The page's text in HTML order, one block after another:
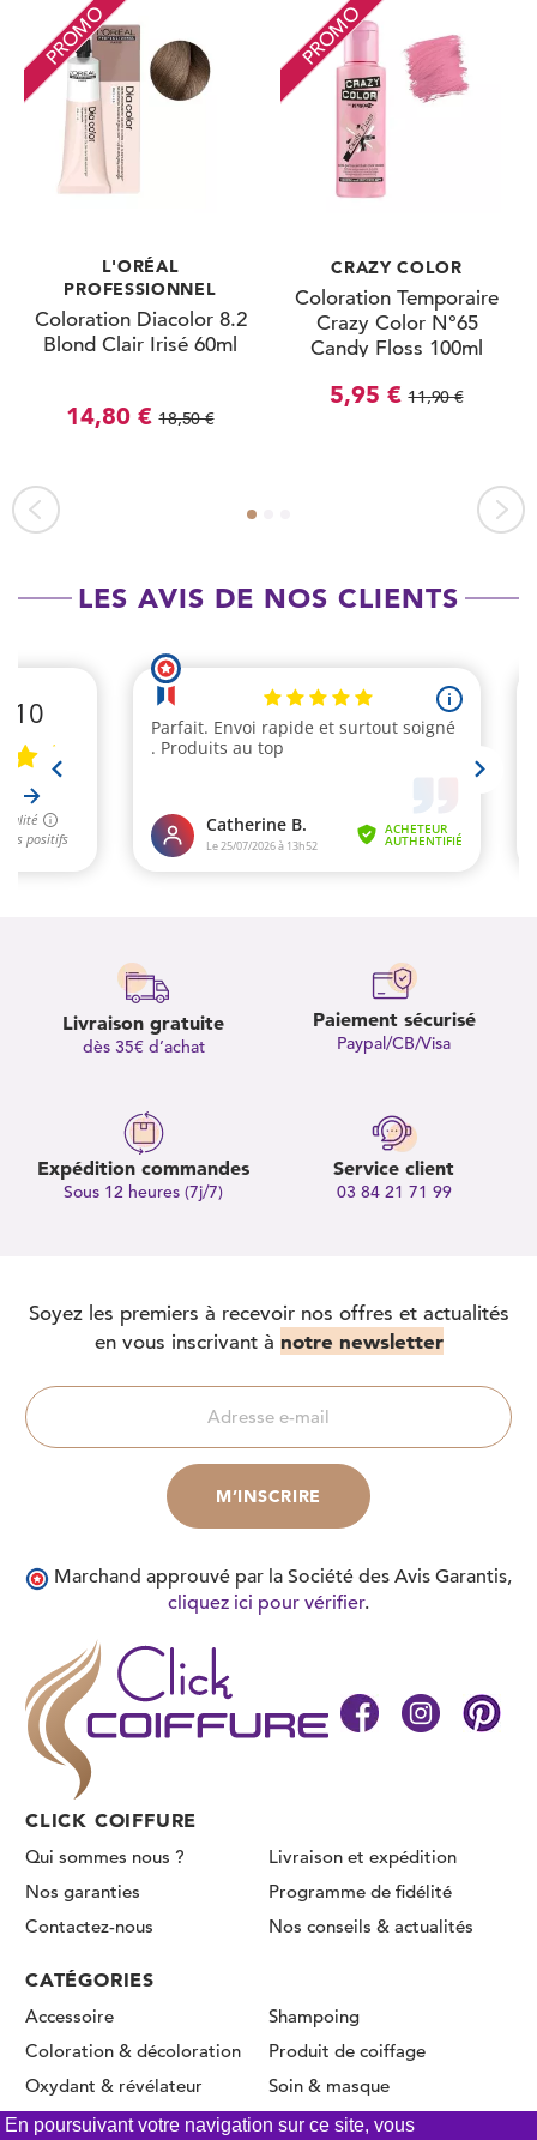
PROMO
L'ORÉAL
PROFESSIONNEL
Coloration Diacolor 8.2
Blond Clair Irisé 60ml
14,80 € 18,50 €
PROMO
CRAZY COLOR
Coloration Temporaire
Crazy Color N°65
Candy Floss 100ml
5,95 € 11,90 €
LES AVIS DE NOS CLIENTS
Livraison gratuite
dès 35€ d’achat
Paiement sécurisé
Paypal/CB/Visa
Expédition commandes
Sous 12 heures (7j/7)
Service client
03 84 21 71 99
CLICK COIFFURE
Qui sommes nous ?
Livraison et expédition
Nos garanties
Programme de fidélité
Contactez-nous
Nos conseils & actualités
CATÉGORIES
Accessoire
Coloration & décoloration
Oxydant & révélateur
Permanente & Lissage
Shampoing
Produit de coiffage
Soin & masque
Soyez les premiers à recevoir nos offres et actualités
en vous inscrivant à notre newsletter
Marchand approuvé par la Société des Avis Garantis,
cliquez ici pour vérifier.
En poursuivant votre navigation sur ce site, vous